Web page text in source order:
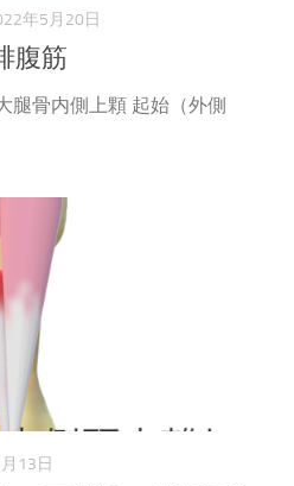
年5月20日
腹筋
腿骨内側上顆 起始（外側
13日